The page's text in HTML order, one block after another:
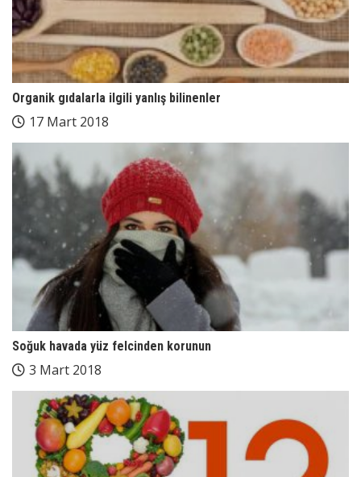
Organik gıdalarla ilgili yanlış bilinenler
17 Mart 2018
Soğuk havada yüz felcinden korunun
3 Mart 2018